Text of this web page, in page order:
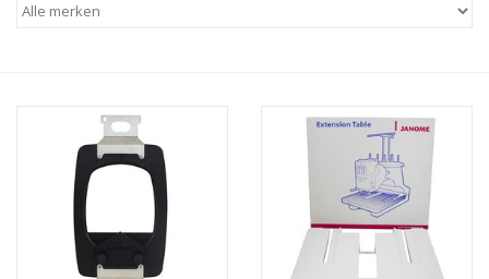
Opbergsystemen
Breien en haken
Handwerk